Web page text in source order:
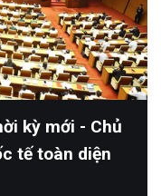
kỳ mới - Chủ
tế toàn diện